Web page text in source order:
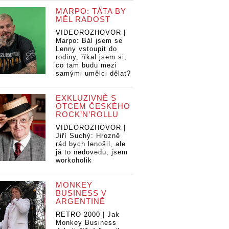
2019:
na
People i
na
of
TOP 7
festivalových
headlinerů 2019:
Manic Street
Preachers na
Rock for People i
MARPO: TÁTA BY
MĚL RADOST
VIDEOROZHOVOR |
Marpo: Bál jsem se
Lenny vstoupit do
rodiny, říkal jsem si,
co tam budu mezi
samými umělci dělat?
EXKLUZIVNĚ S
OTCEM ČESKÉHO
ROCK’N’ROLLU
VIDEOROZHOVOR |
Jiří Suchý: Hrozně
rád bych lenošil, ale
já to nedovedu, jsem
workoholik
MONKEY
BUSINESS V
ARGENTINĚ
RETRO 2000 | Jak
Monkey Business